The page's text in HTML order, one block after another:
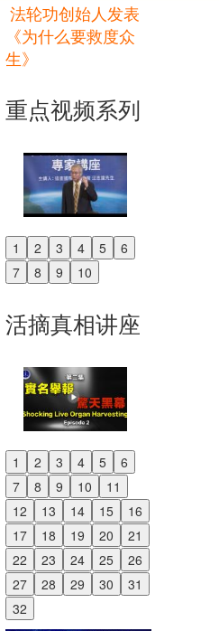
法轮功创始人发表
《为什么要救度众
生》
重点视频系列
1 2 3 4 5
6
7
8 9 10
Previous
Next
活摘真相讲座
1 2 3 4 5
6
7
8 9 10
11
12
13 14 15
16
17
18 19 20
21
22
23 24 25
26
27
28 29 30
31
32
Previous
Next